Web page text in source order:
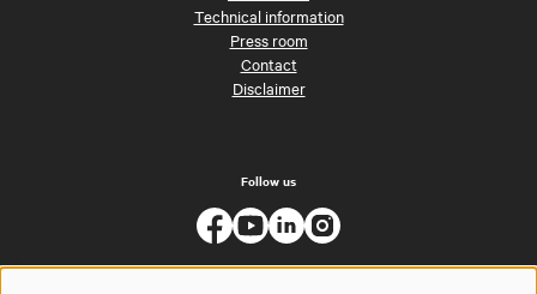
Technical information
Press room
Contact
Disclaimer
Follow us